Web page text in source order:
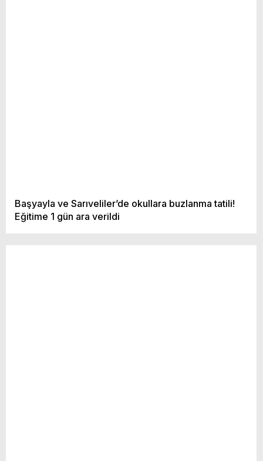
Başyayla ve Sarıveliler’de okullara buzlanma tatili!
Eğitime 1 gün ara verildi